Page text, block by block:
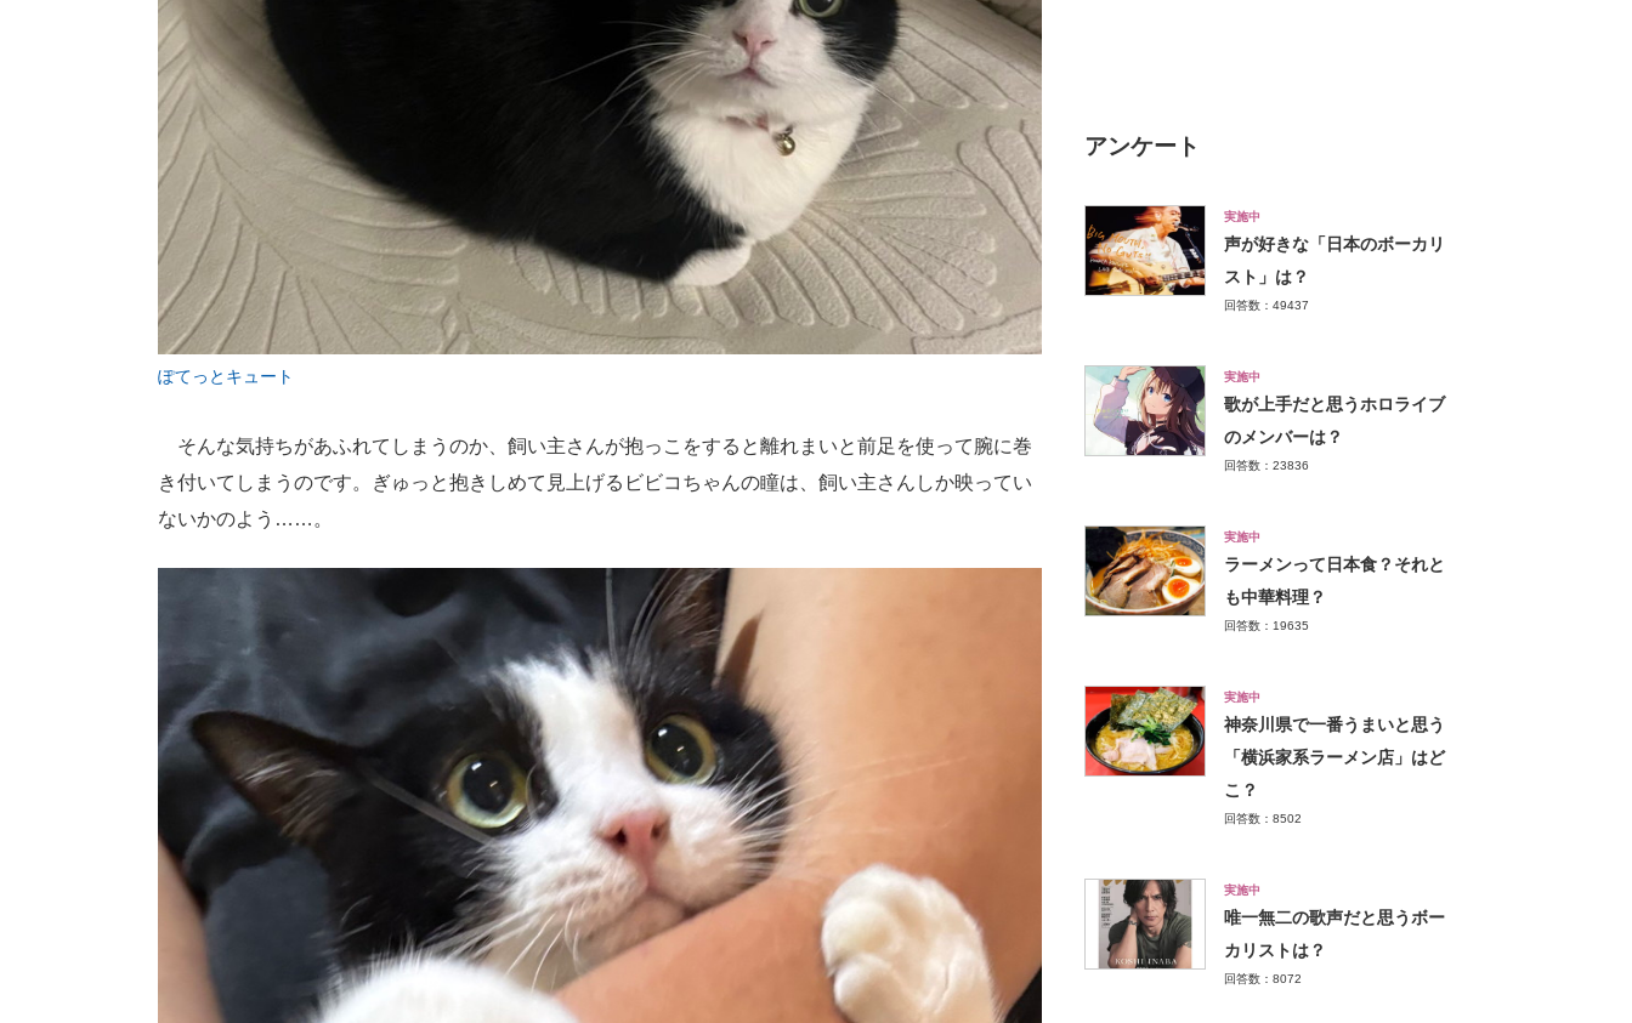
ぽてっとキュート
そんな気持ちがあふれてしまうのか、飼い主さんが抱っこをすると離れまいと前足を使って腕に巻
き付いてしまうのです。ぎゅっと抱きしめて見上げるビビコちゃんの瞳は、飼い主さんしか映ってい
ないかのよう……。
アンケート
実施中
声が好きな「日本のボーカリ
スト」は？
回答数：49437
実施中
歌が上手だと思うホロライブ
のメンバーは？
回答数：23836
実施中
ラーメンって日本食？それと
も中華料理？
回答数：19635
実施中
神奈川県で一番うまいと思う
「横浜家系ラーメン店」はど
こ？
回答数：8502
実施中
唯一無二の歌声だと思うボー
カリストは？
回答数：8072